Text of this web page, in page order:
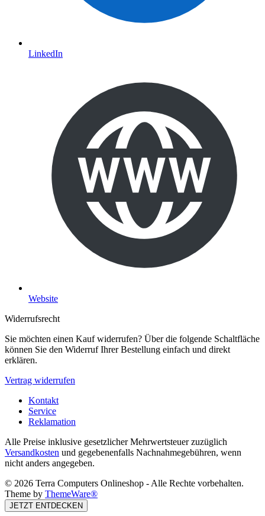
LinkedIn
Website
Widerrufsrecht
Sie möchten einen Kauf widerrufen? Über die folgende Schaltfläche
können Sie den Widerruf Ihrer Bestellung einfach und direkt
erklären.
Vertrag widerrufen
Kontakt
Service
Reklamation
Alle Preise inklusive gesetzlicher Mehrwertsteuer zuzüglich
Versandkosten und gegebenenfalls Nachnahmegebühren, wenn
nicht anders angegeben.
© 2026 Terra Computers Onlineshop - Alle Rechte vorbehalten.
Theme by ThemeWare®
JETZT ENTDECKEN